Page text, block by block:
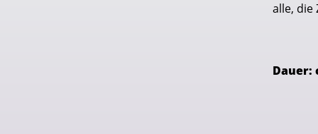
alle, die
Dauer: